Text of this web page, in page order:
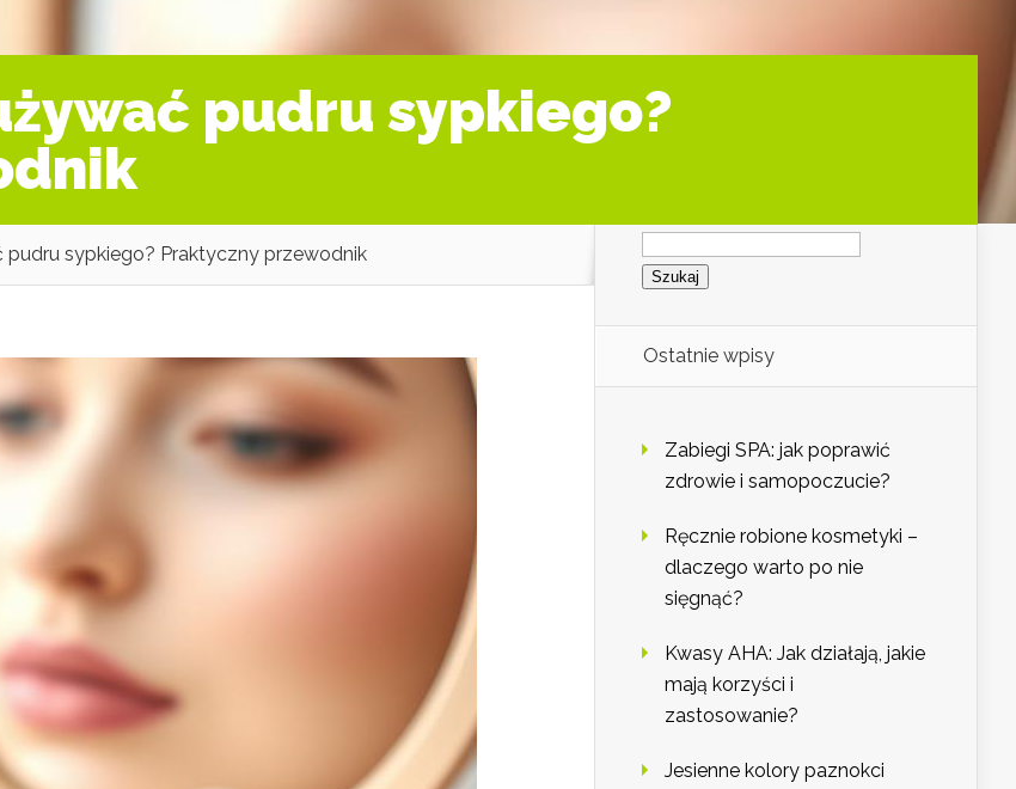
pudru sypkiego?
sypkiego? Praktyczny przewodnik
Szukaj:
Ostatnie wpisy
Zabiegi SPA: jak poprawić
zdrowie i samopoczucie?
Ręcznie robione kosmetyki –
dlaczego warto po nie
sięgnąć?
Kwasy AHA: Jak działają, jakie
mają korzyści i
zastosowanie?
Jesienne kolory paznokci